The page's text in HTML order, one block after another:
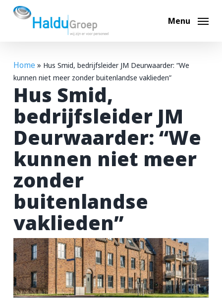
Skip
Menu
Home» Hus Smid, bedrijfsleider JM Deurwaarder: “We
kunnen niet meer zonder buitenlandse vaklieden”
Hus Smid,
bedrijfsleider JM
Deurwaarder: “We
kunnen niet meer
zonder
buitenlandse
vaklieden”
Hoi, ik ben Max
Ik help je graag op weg. Waar ben je naar op zoek?
Bouwvacatures
Techniek vacatures
Automotive vacatures
Werken bij Haldu
ZZP-opdrachten
Vakmensen nodig?